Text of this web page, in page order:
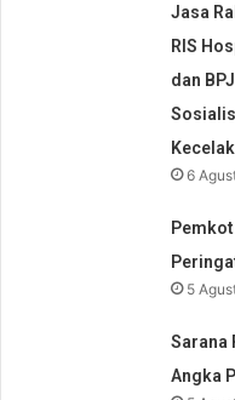
Jasa
RIS
dan
6
5
Sarana
Angka